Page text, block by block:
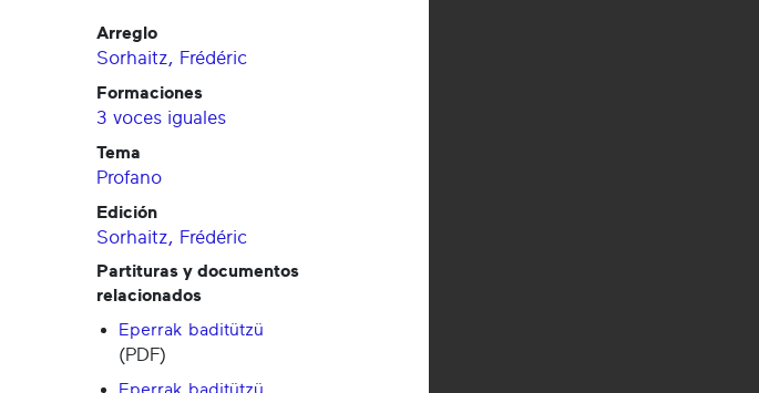
Arreglo
Sorhaitz, Frédéric
Formaciones
3 voces iguales
Tema
Profano
Edición
Sorhaitz, Frédéric
Partituras y documentos
relacionados
Eperrak baditützü
(PDF)